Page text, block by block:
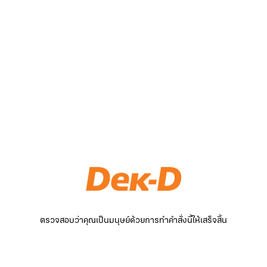
ตรวจสอบว่าคุณเป็นมนุษย์ด้วยการทำคำสั่งนี้ให้เสร็จสิ้น